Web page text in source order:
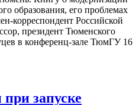
образования, его проблемах
корреспондент Российской
президент Тюменского
в конференц-зале ТюмГУ 16
запуске